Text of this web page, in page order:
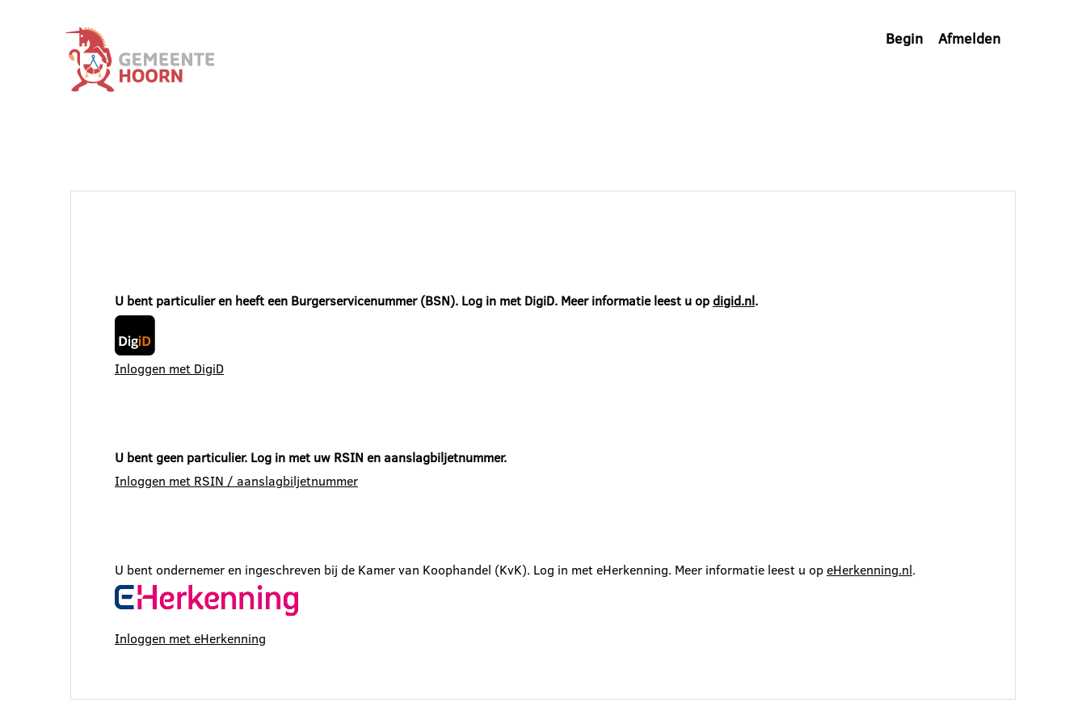
Begin Afmelden
U bent particulier en heeft een Burgerservicenummer (BSN). Log in met DigiD. Meer informatie leest u op digid.nl.
Inloggen met DigiD
U bent geen particulier. Log in met uw RSIN en aanslagbiljetnummer.
Inloggen met RSIN / aanslagbiljetnummer
U bent ondernemer en ingeschreven bij de Kamer van Koophandel (KvK). Log in met eHerkenning. Meer informatie leest u op eHerkenning.nl.
Inloggen met eHerkenning